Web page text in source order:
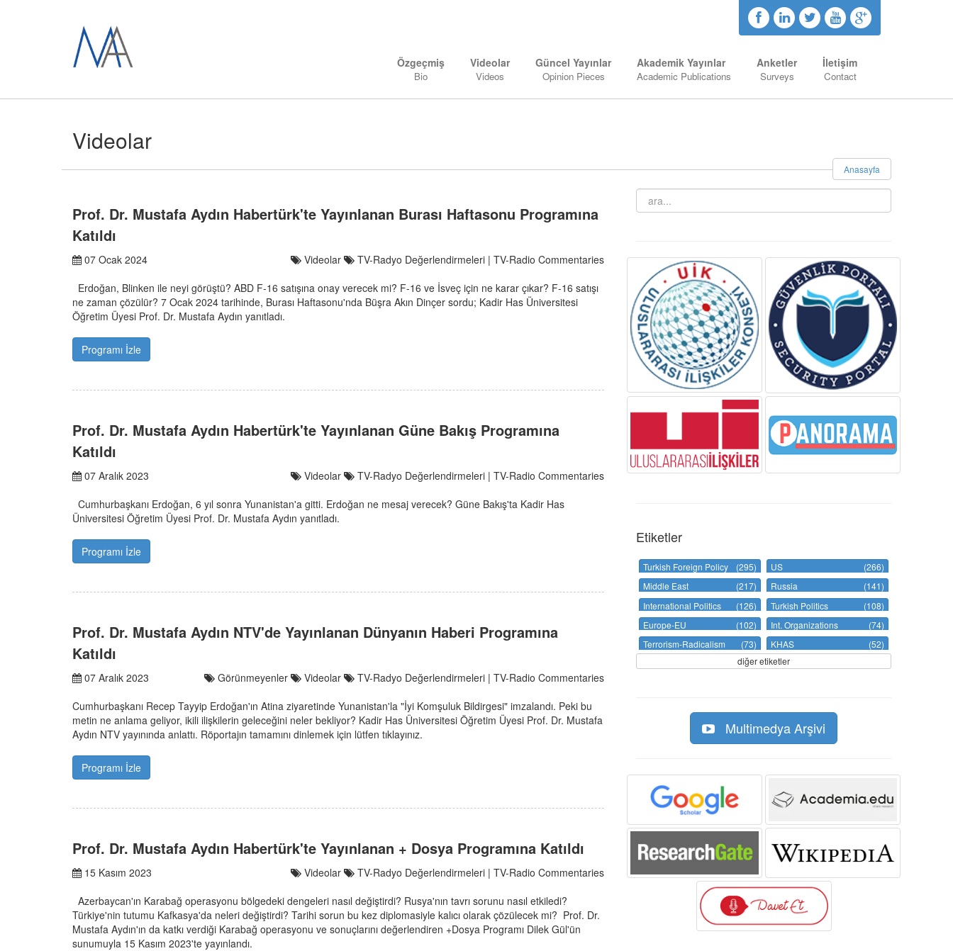
Özgeçmiş
Bio
Videolar
Videos
Güncel Yayınlar
Opinion Pieces
Akademik Yayınlar
Academic Publications
Anketler
Surveys
İletişim
Contact
Videolar
Anasayfa
Prof. Dr. Mustafa Aydın Habertürk'te Yayınlanan Burası Haftasonu Programına
Katıldı
07 Ocak 2024 Videolar
TV-Radyo Değerlendirmeleri | TV-Radio Commentaries
Erdoğan, Blinken ile neyi görüştü? ABD F-16 satışına onay verecek mi? F-16 ve İsveç için ne karar çıkar? F-16 satışı
ne zaman çözülür? 7 Ocak 2024 tarihinde, Burası Haftasonu'nda Büşra Akın Dinçer sordu; Kadir Has Üniversitesi
Öğretim Üyesi Prof. Dr. Mustafa Aydın yanıtladı.
Programı İzle
Prof. Dr. Mustafa Aydın Habertürk'te Yayınlanan Güne Bakış Programına
Katıldı
07 Aralık 2023 Videolar
TV-Radyo Değerlendirmeleri | TV-Radio Commentaries
Cumhurbaşkanı Erdoğan, 6 yıl sonra Yunanistan'a gitti. Erdoğan ne mesaj verecek? Güne Bakış'ta Kadir Has
Üniversitesi Öğretim Üyesi Prof. Dr. Mustafa Aydın yanıtladı.
Programı İzle
Prof. Dr. Mustafa Aydın NTV'de Yayınlanan Dünyanın Haberi Programına
Katıldı
07 Aralık 2023 Görünmeyenler Videolar
TV-Radyo Değerlendirmeleri | TV-Radio Commentaries
Cumhurbaşkanı Recep Tayyip Erdoğan'ın Atina ziyaretinde Yunanistan'la "İyi Komşuluk Bildirgesi" imzalandı. Peki bu
metin ne anlama geliyor, ikili ilişkilerin geleceğini neler bekliyor? Kadir Has Üniversitesi Öğretim Üyesi Prof. Dr. Mustafa
Aydın NTV yayınında anlattı. Röportajın tamamını dinlemek için lütfen tıklayınız.
Programı İzle
Prof. Dr. Mustafa Aydın Habertürk'te Yayınlanan + Dosya Programına Katıldı
15 Kasım 2023 Videolar
TV-Radyo Değerlendirmeleri | TV-Radio Commentaries
Azerbaycan'ın Karabağ operasyonu bölgedeki dengeleri nasıl değiştirdi? Rusya'nın tavrı sorunu nasıl etkiledi?
Türkiye'nin tutumu Kafkasya'da neleri değiştirdi? Tarihi sorun bu kez diplomasiyle kalıcı olarak çözülecek mi? Prof. Dr.
Mustafa Aydın'ın da katkı verdiği Karabağ operasyonu ve sonuçlarını değerlendiren +Dosya Programı Dilek Gül'ün
sunumuyla 15 Kasım 2023'te yayınlandı.
Etiketler
Turkish Foreign Policy (295) US
(266)
Middle East
(217) Russia
(141)
International Politics
(126) Turkish Politics
(108)
Europe-EU
(102) Int. Organizations
(74)
Terrorism-Radicalism
(73) KHAS
(52)
diğer etiketler
Multimedya Arşivi